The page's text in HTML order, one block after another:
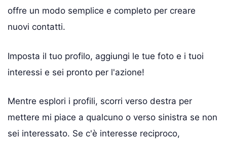
offre un modo semplice e completo per creare
nuovi contatti.
Imposta il tuo profilo, aggiungi le tue foto e i tuoi
interessi e sei pronto per l'azione!
Mentre esplori i profili, scorri verso destra per
mettere mi piace a qualcuno o verso sinistra se non
sei interessato. Se c'è interesse reciproco,